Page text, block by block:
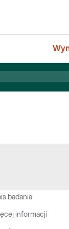
badania
informacji